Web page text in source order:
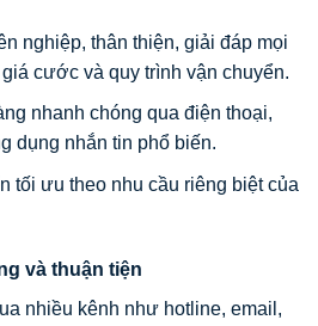
nghiệp, thân thiện, giải đáp mọi
cước và quy trình vận chuyển.
nhanh chóng qua điện thoại,
dụng nhắn tin phổ biến.
tối ưu theo nhu cầu riêng biệt của
và thuận tiện
nhiều kênh như hotline, email,